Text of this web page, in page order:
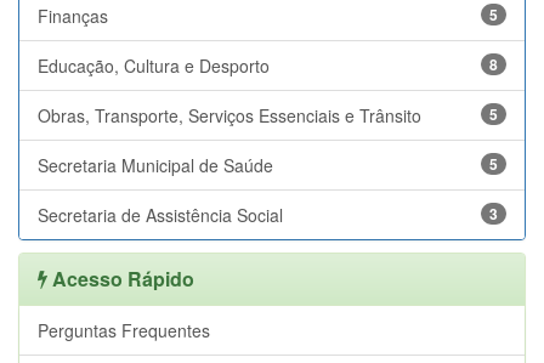
5
Finanças
8
Educação, Cultura e Desporto
5
Obras, Transporte, Serviços Essenciais e Trânsito
5
Secretaria Municipal de Saúde
3
Secretaria de Assistência Social
Acesso Rápido
Perguntas Frequentes